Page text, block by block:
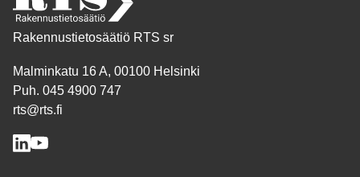
Rakennustietosäätiö RTS sr
Malminkatu 16 A, 00100 Helsinki
Puh. 045 4900 747
rts@rts.fi